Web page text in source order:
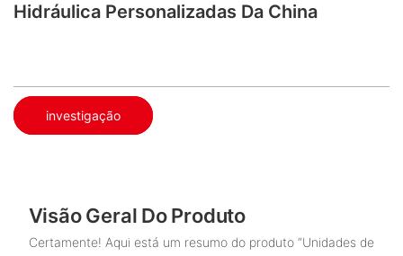
Hidráulica Personalizadas Da China
investigação
Visão Geral Do Produto
Certamente! Aqui está um resumo do produto “Unidades de